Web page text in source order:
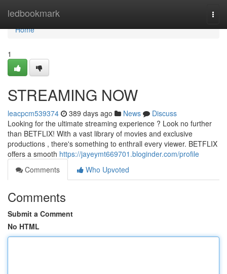
ledbookmark
Home
Home
1
STREAMING NOW
leacpcm539374 389 days ago News
Discuss
Looking for the ultimate streaming experience ? Look no further
than BETFLIX! With a vast library of movies and exclusive
productions , there's something to enthrall every viewer. BETFLIX
offers a smooth https://jayeymt669701.bloginder.com/profile
Comments
Who Upvoted
Comments
Submit a Comment
No HTML